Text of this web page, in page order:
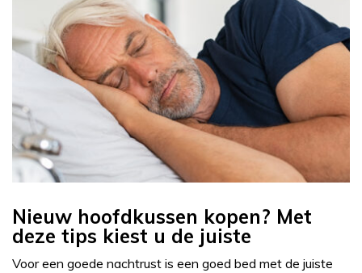
Nieuw hoofdkussen kopen? Met
deze tips kiest u de juiste
Voor een goede nachtrust is een goed bed met de juiste